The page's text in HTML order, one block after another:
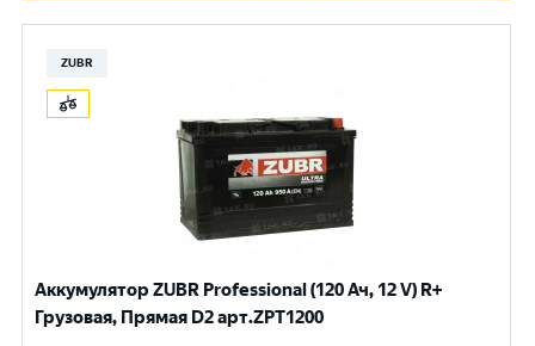
ZUBR
Аккумулятор ZUBR Professional (120 Ач, 12 V) R+
Грузовая, Прямая D2 арт.ZPT1200